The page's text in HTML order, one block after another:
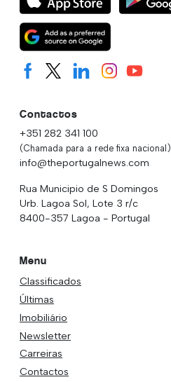
Contactos
+351 282 341 100
(Chamada para a rede fixa nacional)
info@theportugalnews.com
Rua Municipio de S Domingos
Urb. Lagoa Sol, Lote 3 r/c
8400-357 Lagoa - Portugal
Menu
Classificados
Últimas
Imobiliário
Newsletter
Carreiras
Contactos